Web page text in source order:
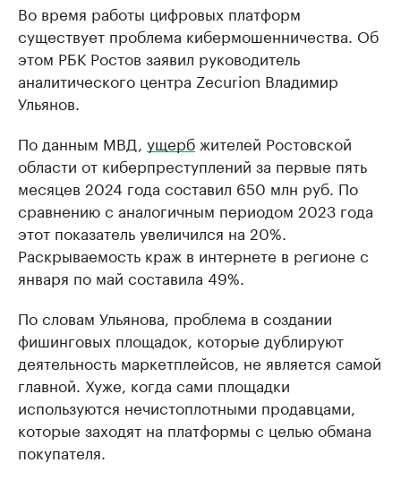
Во время работы цифровых платформ
существует проблема кибермошенничества. Об
этом РБК Ростов заявил руководитель
аналитического центра Zecurion Владимир
Ульянов.
По данным МВД, ущерб жителей Ростовской
области от киберпреступлений за первые пять
месяцев 2024 года составил 650 млн руб. По
сравнению с аналогичным периодом 2023 года
этот показатель увеличился на 20%.
Раскрываемость краж в интернете в регионе с
января по май составила 49%.
По словам Ульянова, проблема в создании
фишинговых площадок, которые дублируют
деятельность маркетплейсов, не является самой
главной. Хуже, когда сами площадки
используются нечистоплотными продавцами,
которые заходят на платформы с целью обмана
покупателя.